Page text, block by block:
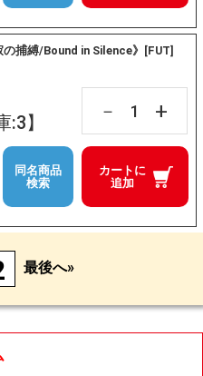
の捕縛/Bound in Silence》[FUT]
:3】
－ +
カートに
追加
同名商品
検索
最後へ»